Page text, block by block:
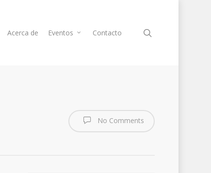
Acerca de Eventos Contacto
No Comments